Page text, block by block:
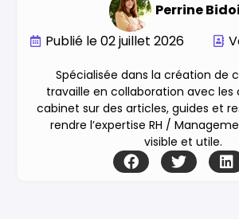
Perrine
Publié le02 juillet 2026
Spécialisée dans la création de
travaille en collaboration avec les
cabinet sur des articles, guides et
rendre l’expertise RH /
visible et utile.